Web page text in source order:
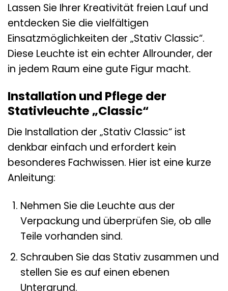
Lassen Sie Ihrer Kreativität freien Lauf und
entdecken Sie die vielfältigen
Einsatzmöglichkeiten der „Stativ Classic“.
Diese Leuchte ist ein echter Allrounder, der
in jedem Raum eine gute Figur macht.
Installation und Pflege der
Stativleuchte „Classic“
Die Installation der „Stativ Classic“ ist
denkbar einfach und erfordert kein
besonderes Fachwissen. Hier ist eine kurze
Anleitung:
Nehmen Sie die Leuchte aus der
Verpackung und überprüfen Sie, ob alle
Teile vorhanden sind.
Schrauben Sie das Stativ zusammen und
stellen Sie es auf einen ebenen
Untergrund.